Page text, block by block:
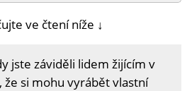
ve čtení níže ↓
jste záviděli lidem žijícím v
si mohu vyrábět vlastní